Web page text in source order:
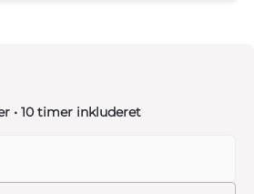
• 10 timer inkluderet